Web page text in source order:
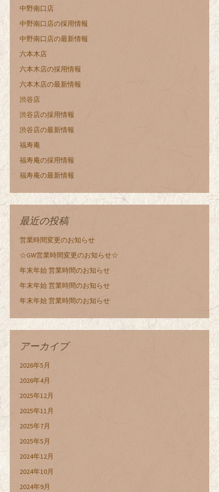
中野南口店
中野南口店の採用情報
中野南口店の最新情報
六本木店
六本木店の採用情報
六本木店の最新情報
渋谷店
渋谷店の採用情報
渋谷店の最新情報
福寿庵
福寿庵の採用情報
福寿庵の最新情報
最近の投稿
営業時間変更のお知らせ
☆GW営業時間変更のお知らせ☆
年末年始 営業時間のお知らせ
年末年始 営業時間のお知らせ
年末年始 営業時間のお知らせ
アーカイブ
2026年5月
2026年4月
2025年12月
2025年11月
2025年7月
2025年5月
2024年12月
2024年10月
2024年9月